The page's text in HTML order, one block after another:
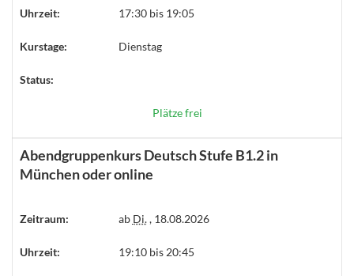
Uhrzeit: 17:30 bis 19:05
Kurstage: Dienstag
Status:
Plätze frei
Abendgruppenkurs Deutsch Stufe B1.2 in
München oder online
Zeitraum: ab Di., 18.08.2026
Uhrzeit: 19:10 bis 20:45